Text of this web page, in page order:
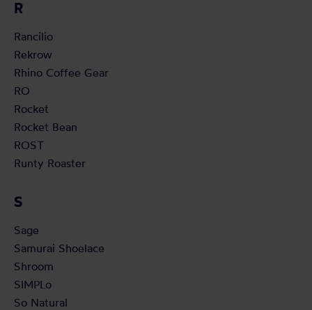
R
Rancilio
Rekrow
Rhino Coffee Gear
RO
Rocket
Rocket Bean
ROST
Runty Roaster
S
Sage
Samurai Shoelace
Shroom
SIMPLo
So Natural